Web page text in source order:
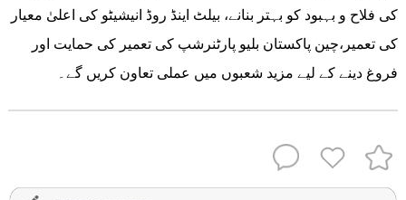
کی فلاح و بہبود کو بہتر بنانے، بیلٹ اینڈ روڈ انیشیٹو کی اعلیٰ معیار
کی تعمیر،چین پاکستان بلیو پارٹنرشپ کی تعمیر کی حمایت اور
فروغ دینے کے لیے مزید شعبوں میں عملی تعاون کریں گے۔